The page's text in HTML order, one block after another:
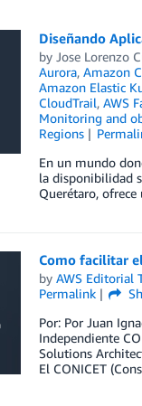
Diseñando
by Jose Lorenzo
Aurora, Amazon
Amazon Elastic
CloudTrail, AWS
Monitoring and
Regions
En un mundo
la disponibilidad
Querétaro,
Como facilitar
by AWS Editorial
Permalink
Por: Por Juan
Independiente
Solutions
El CONICET